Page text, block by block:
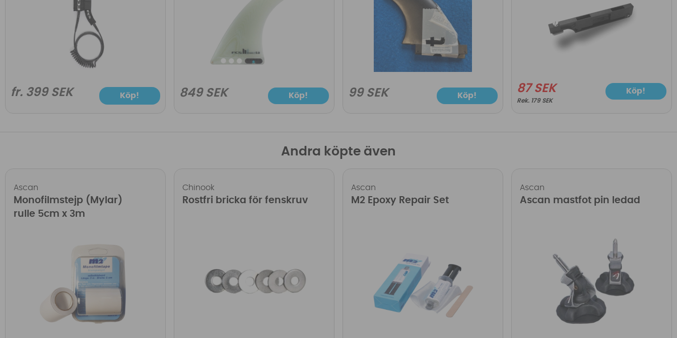
fr. 399 SEK Köp! 849 SEK Köp! 99 SEK Köp!
87 SEK
179 SEK
Köp!
Andra köpte även
Ascan
Monofilmstejp (Mylar)
rulle 5cm x 3m
Chinook
Rostfri bricka för fenskruv
Ascan
M2 Epoxy Repair Set
Ascan
Ascan mastfot pin ledad